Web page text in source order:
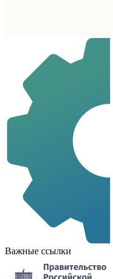
Важные ссылки